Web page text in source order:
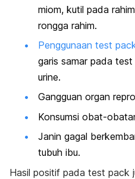
miom, kutil pada
rongga rahim.
Penggunaan test
garis samar pada test
urine.
Gangguan organ
Konsumsi obat-
Janin gagal
tubuh ibu.
Hasil positif pada test pack